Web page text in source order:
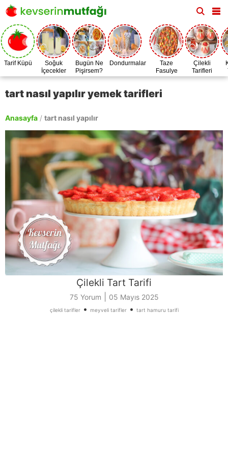
Tarif Küpü
Soğuk
İçecekler
Bugün Ne
Pişirsem?
Dondurmalar
Taze
Fasulye
Zamanı
Çilekli
Tarifleri
tart nasıl yapılır yemek tarifleri
Anasayfa / tart nasıl yapılır
Çilekli Tart Tarifi
75 Yorum 05 Mayıs 2025
çilekli tarifler• meyveli tarifler• tart hamuru tarifi